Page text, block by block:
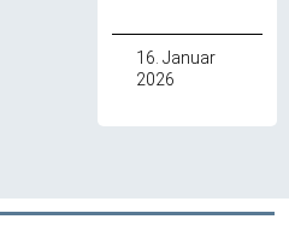
16. Januar
2026